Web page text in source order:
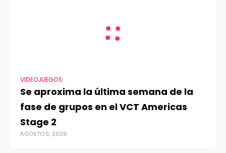
VIDEOJUEGOS
Se aproxima la última semana de la
fase de grupos en el VCT Americas
Stage 2
AGOSTO 5, 2026